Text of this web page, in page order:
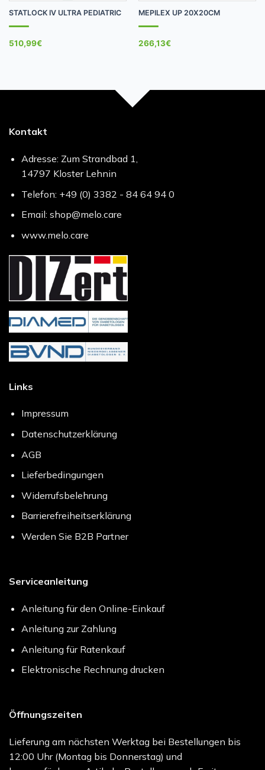
STATLOCK IV ULTRA PEDIATRIC
510,99€
MEPILEX UP 20X20CM
266,13€
Kontakt
Adresse: Zum Strandbad 1,
14797 Kloster Lehnin
Telefon: +49 (0) 3382 - 84 64 94 0
Email: shop@melo.care
www.melo.care
Links
Impressum
Datenschutzerklärung
AGB
Lieferbedingungen
Widerrufsbelehrung
Barrierefreiheitserklärung
Werden Sie B2B Partner
Serviceanleitung
Anleitung für den Online-Einkauf
Anleitung zur Zahlung
Anleitung für Ratenkauf
Elektronische Rechnung drucken
Öffnungszeiten
Lieferung am nächsten Werktag bei Bestellungen bis
12:00 Uhr (Montag bis Donnerstag) und